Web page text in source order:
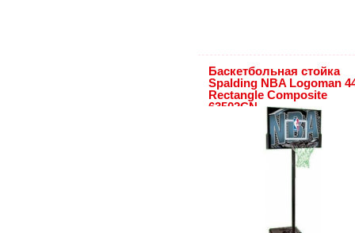
Баскетбольная стойка
Spalding NBA Logoman
Rectangle Composite
63502CN